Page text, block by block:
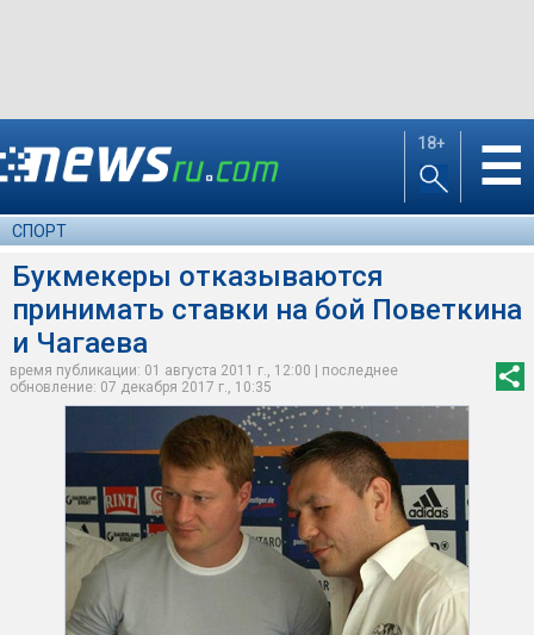
18+ ☰
СПОРТ
Букмекеры отказываются
принимать ставки на бой Поветкина
и Чагаева
время публикации: 01 августа 2011 г., 12:00 | последнее
обновление: 07 декабря 2017 г., 10:35